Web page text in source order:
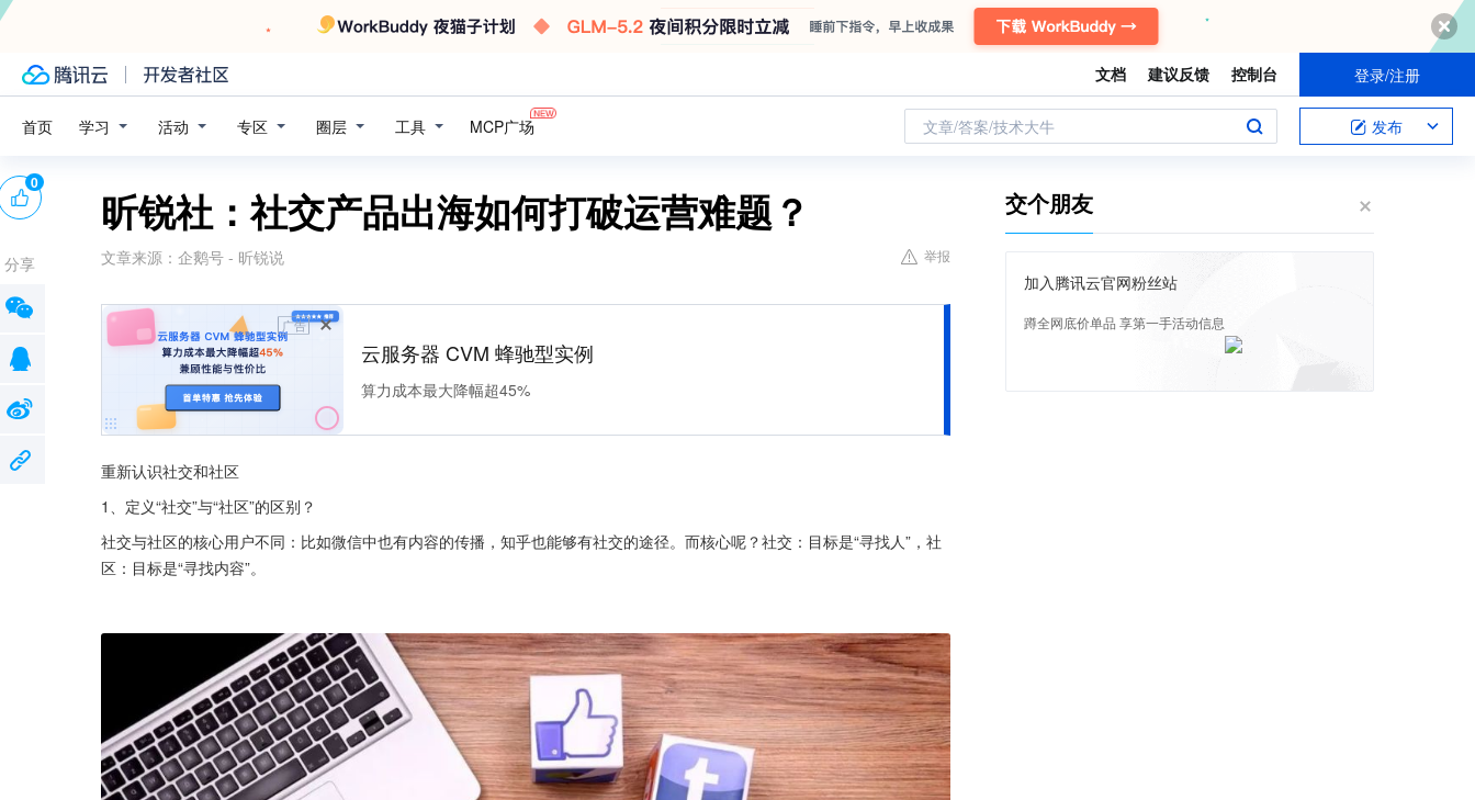
文档 建议反馈 控制台 登录/注册
首页 学习 活动 专区 圈层 工具 MCP广场 文章/答案/技术大牛 发布
昕锐社：社交产品出海如何打破运营难题？
文章来源： 企鹅号 - 昕锐说 举报
广告
云服务器 CVM 蜂驰型实例
算力成本最大降幅超45%
重新认识社交和社区
1、定义“社交”与“社区”的区别？
社交与社区的核心用户不同：比如微信中也有内容的传播，知乎也能够有社交的途径。而核心呢？社交：目标是“寻找人”，社
区：目标是“寻找内容”。
0
分享
交个朋友
加入腾讯云官网粉丝站
蹲全网底价单品 享第一手活动信息